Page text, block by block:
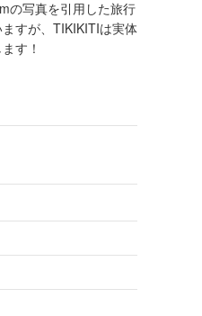
の写真を引用した旅行
すが、TIKIKITIは実体
す！